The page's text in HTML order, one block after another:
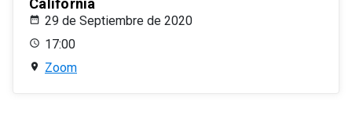
California
29 de Septiembre de 2020
17:00
Zoom